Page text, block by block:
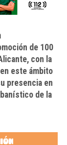
de 100
con la
este ámbito
presencia en
de la